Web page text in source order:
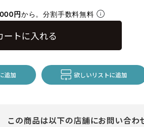
円から。分割手数料無料
ートに入れる
追加 欲しいリストに追加
この商品は以下の店舗にお問い合わ